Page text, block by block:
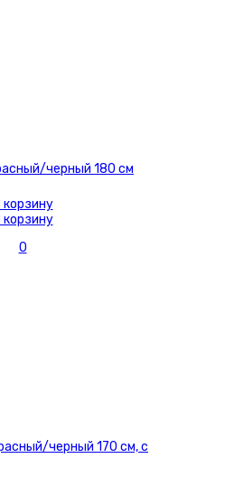
черный 180 см
корзину
корзину
0
черный 170 см, с